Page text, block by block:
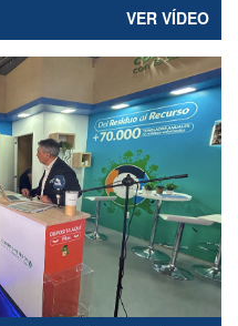
VER VÍDEO